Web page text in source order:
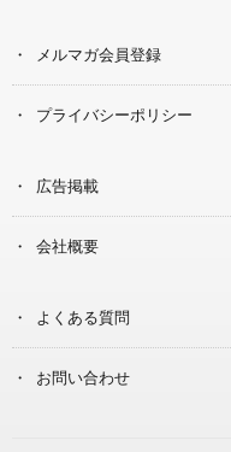
メルマガ会員登録
プライバシーポリシー
広告掲載
会社概要
よくある質問
お問い合わせ